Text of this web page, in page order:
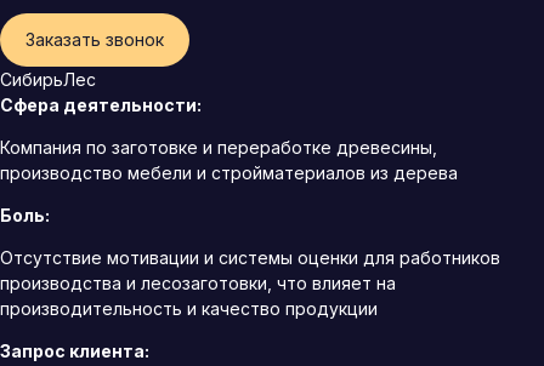
Заказать звонок
СибирьЛес
Сфера деятельности:
Компания по заготовке и переработке древесины,
производство мебели и стройматериалов из дерева
Боль:
Отсутствие мотивации и системы оценки для работников
производства и лесозаготовки, что влияет на
производительность и качество продукции
Запрос клиента: